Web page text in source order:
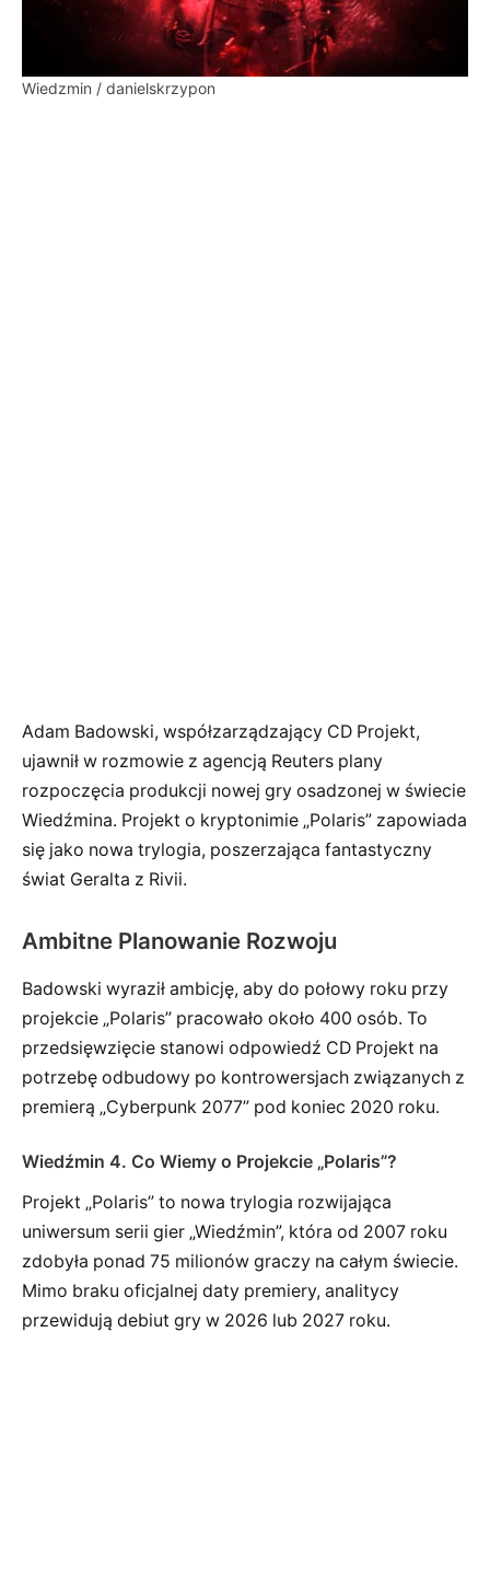
Wiedzmin / danielskrzypon
Adam Badowski, współzarządzający CD Projekt,
ujawnił w rozmowie z agencją Reuters plany
rozpoczęcia produkcji nowej gry osadzonej w świecie
Wiedźmina. Projekt o kryptonimie „Polaris” zapowiada
się jako nowa trylogia, poszerzająca fantastyczny
świat Geralta z Rivii.
Ambitne Planowanie Rozwoju
Badowski wyraził ambicję, aby do połowy roku przy
projekcie „Polaris” pracowało około 400 osób. To
przedsięwzięcie stanowi odpowiedź CD Projekt na
potrzebę odbudowy po kontrowersjach związanych z
premierą „Cyberpunk 2077” pod koniec 2020 roku.
Wiedźmin 4. Co Wiemy o Projekcie „Polaris”?
Projekt „Polaris” to nowa trylogia rozwijająca
uniwersum serii gier „Wiedźmin”, która od 2007 roku
zdobyła ponad 75 milionów graczy na całym świecie.
Mimo braku oficjalnej daty premiery, analitycy
przewidują debiut gry w 2026 lub 2027 roku.